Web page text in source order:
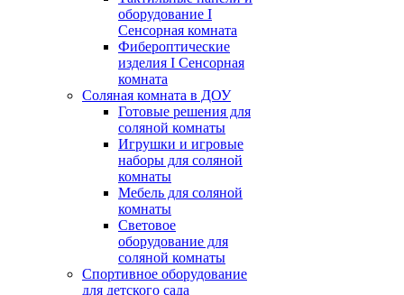
оборудование I
Сенсорная комната
Фибероптические
изделия I Сенсорная
комната
Соляная комната в ДОУ
Готовые решения для
соляной комнаты
Игрушки и игровые
наборы для соляной
комнаты
Мебель для соляной
комнаты
Световое
оборудование для
соляной комнаты
Спортивное оборудование
для детского сада